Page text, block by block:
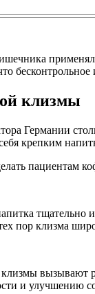
клизмы
Германии
крепким
пациентам
тщательно
пор клизма
вызывают
и улучшению